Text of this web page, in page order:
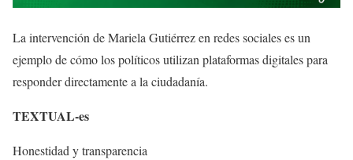
La intervención de Mariela Gutiérrez en redes sociales es un
ejemplo de cómo los políticos utilizan plataformas digitales para
responder directamente a la ciudadanía.
TEXTUAL-es
Honestidad y transparencia